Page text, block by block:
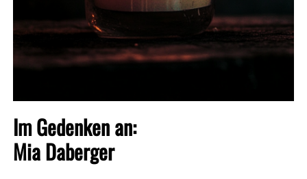
Im Gedenken an:
Mia Daberger